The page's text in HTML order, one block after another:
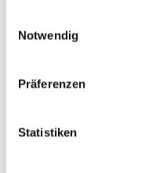
Notwendig
Präferenzen
Statistiken